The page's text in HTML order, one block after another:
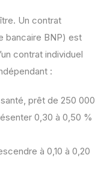
Un contrat
bancaire BNP) est
contrat individuel
:
prêt de 250 000
0,30 à 0,50 %
à 0,10 à 0,20